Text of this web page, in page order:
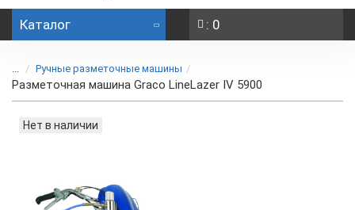
Каталог : 0
... Ручные разметочные машины
Разметочная машина Graco LineLazer IV 5900
Нет в наличии